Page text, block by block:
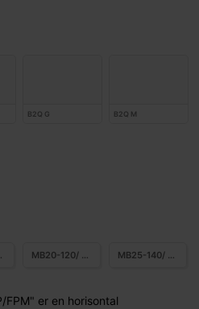
B2Q G B2Q M
MB20-120/ 1,5KW MB25-140/ 2,2KW
er en horisontal